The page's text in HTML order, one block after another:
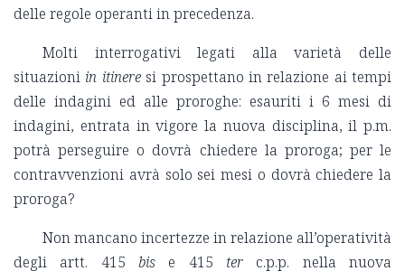
delle regole operanti in precedenza.
Molti interrogativi legati alla varietà delle
situazioni in itineresi prospettano in relazione ai tempi
delle indagini ed alle proroghe: esauriti i 6 mesi di
indagini, entrata in vigore la nuova disciplina, il p.m.
potrà perseguire o dovrà chiedere la proroga; per le
contravvenzioni avrà solo sei mesi o dovrà chiedere la
proroga?
Non mancano incertezze in relazione all’operatività
degli artt. 415 bis e 415 ter c.p.p. nella nuova